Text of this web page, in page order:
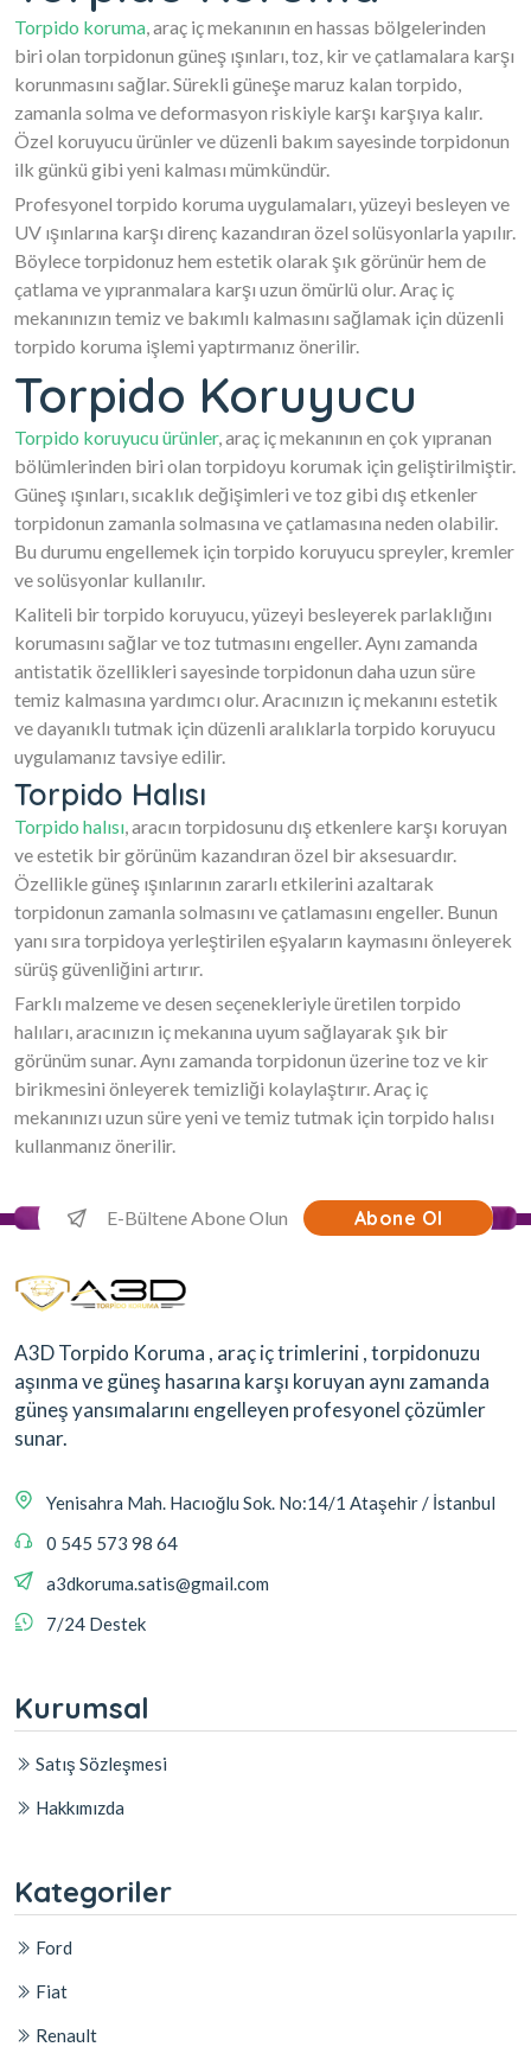
Torpido koruma, araç iç mekanının en hassas bölgelerinden
biri olan torpidonun güneş ışınları, toz, kir ve çatlamalara karşı
korunmasını sağlar. Sürekli güneşe maruz kalan torpido,
zamanla solma ve deformasyon riskiyle karşı karşıya kalır.
Özel koruyucu ürünler ve düzenli bakım sayesinde torpidonun
ilk günkü gibi yeni kalması mümkündür.
Profesyonel torpido koruma uygulamaları, yüzeyi besleyen ve
UV ışınlarına karşı direnç kazandıran özel solüsyonlarla yapılır.
Böylece torpidonuz hem estetik olarak şık görünür hem de
çatlama ve yıpranmalara karşı uzun ömürlü olur. Araç iç
mekanınızın temiz ve bakımlı kalmasını sağlamak için düzenli
torpido koruma işlemi yaptırmanız önerilir.
Torpido Koruyucu
Torpido koruyucu ürünler, araç iç mekanının en çok yıpranan
bölümlerinden biri olan torpidoyu korumak için geliştirilmiştir.
Güneş ışınları, sıcaklık değişimleri ve toz gibi dış etkenler
torpidonun zamanla solmasına ve çatlamasına neden olabilir.
Bu durumu engellemek için torpido koruyucu spreyler, kremler
ve solüsyonlar kullanılır.
Kaliteli bir torpido koruyucu, yüzeyi besleyerek parlaklığını
korumasını sağlar ve toz tutmasını engeller. Aynı zamanda
antistatik özellikleri sayesinde torpidonun daha uzun süre
temiz kalmasına yardımcı olur. Aracınızın iç mekanını estetik
ve dayanıklı tutmak için düzenli aralıklarla torpido koruyucu
uygulamanız tavsiye edilir.
Torpido Halısı
Torpido halısı, aracın torpidosunu dış etkenlere karşı koruyan
ve estetik bir görünüm kazandıran özel bir aksesuardır.
Özellikle güneş ışınlarının zararlı etkilerini azaltarak
torpidonun zamanla solmasını ve çatlamasını engeller. Bunun
yanı sıra torpidoya yerleştirilen eşyaların kaymasını önleyerek
sürüş güvenliğini artırır.
Farklı malzeme ve desen seçenekleriyle üretilen torpido
halıları, aracınızın iç mekanına uyum sağlayarak şık bir
görünüm sunar. Aynı zamanda torpidonun üzerine toz ve kir
birikmesini önleyerek temizliği kolaylaştırır. Araç iç
mekanınızı uzun süre yeni ve temiz tutmak için torpido halısı
kullanmanız önerilir.
Abone Ol
A3D Torpido Koruma , araç iç trimlerini , torpidonuzu
aşınma ve güneş hasarına karşı koruyan aynı zamanda
güneş yansımalarını engelleyen profesyonel çözümler
sunar.
Yenisahra Mah. Hacıoğlu Sok. No:14/1 Ataşehir / İstanbul
0 545 573 98 64
a3dkoruma.satis@gmail.com
7/24 Destek
Kurumsal
Satış Sözleşmesi
Hakkımızda
Kategoriler
Ford
Fiat
Renault